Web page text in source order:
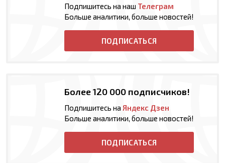
Подпишитесь на наш Телеграм
Больше аналитики, больше новостей!
ПОДПИСАТЬСЯ
Более 120 000 подписчиков!
Подпишитесь на Яндекс Дзен
Больше аналитики, больше новостей!
ПОДПИСАТЬСЯ